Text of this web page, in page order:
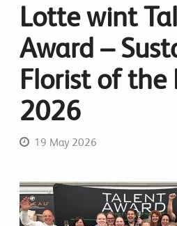
Lotte wint
Award –
Florist of the
2026
19 May 2026